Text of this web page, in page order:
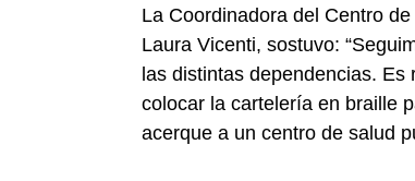
La Coordinadora del Centro
Laura Vicenti, sostuvo:
las distintas dependencias.
colocar la cartelería en braille
acerque a un centro de salud